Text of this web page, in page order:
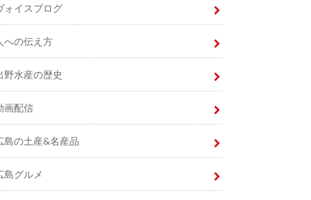
ォイスブログ
への伝え方
野水産の歴史
画配信
島の土産&名産品
島グルメ